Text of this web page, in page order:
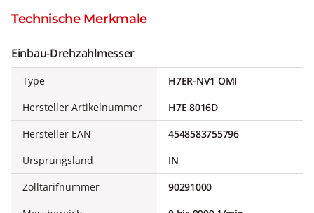
Technische Merkmale
Einbau-Drehzahlmesser
Type
H7ER-NV1 OMI
Hersteller Artikelnummer
H7E 8016D
Hersteller EAN
4548583755796
Ursprungsland
IN
Zolltarifnummer
90291000